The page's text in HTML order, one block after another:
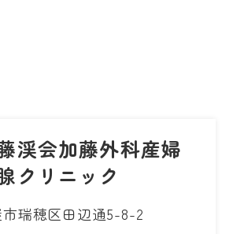
渓会加藤外科産婦
クリニック
瑞穂区田辺通5-8-2